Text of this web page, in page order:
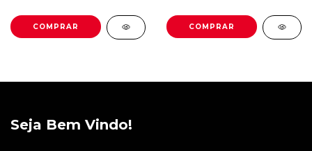
COMPRAR COMPRAR
Seja Bem Vindo!